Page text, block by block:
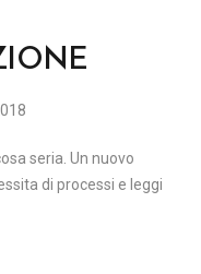
seria. Un nuovo
di processi e leggi